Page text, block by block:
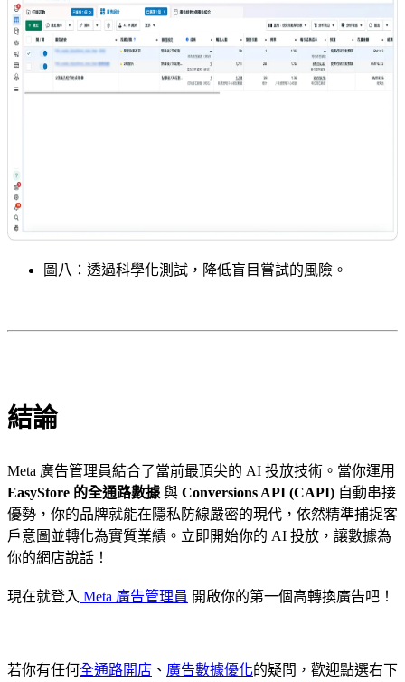
圖八：透過科學化測試，降低盲目嘗試的風險。
結論
Meta 廣告管理員結合了當前最頂尖的 AI 投放技術。當你運用
EasyStore 的全通路數據 與 Conversions API (CAPI) 自動串接
優勢，你的品牌就能在隱私防線嚴密的現代，依然精準捕捉客
戶意圖並轉化為實質業績。立即開始你的 AI 投放，讓數據為
你的網店說話！
現在就登入 Meta 廣告管理員 開啟你的第一個高轉換廣告吧！
若你有任何全通路開店 、 廣告數據優化的疑問，歡迎點選右下